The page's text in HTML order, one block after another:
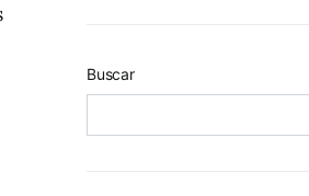
Buscar